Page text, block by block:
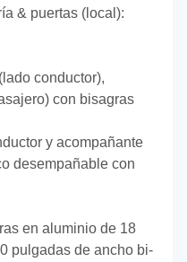
& puertas (local):
conductor),
con bisagras
y acompañante
desempañable con
en aluminio de 18
pulgadas de ancho bi-